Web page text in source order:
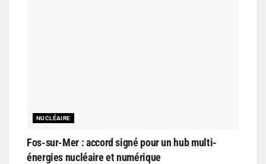
NUCLÉAIRE
Fos-sur-Mer : accord signé pour un hub multi-
énergies nucléaire et numérique